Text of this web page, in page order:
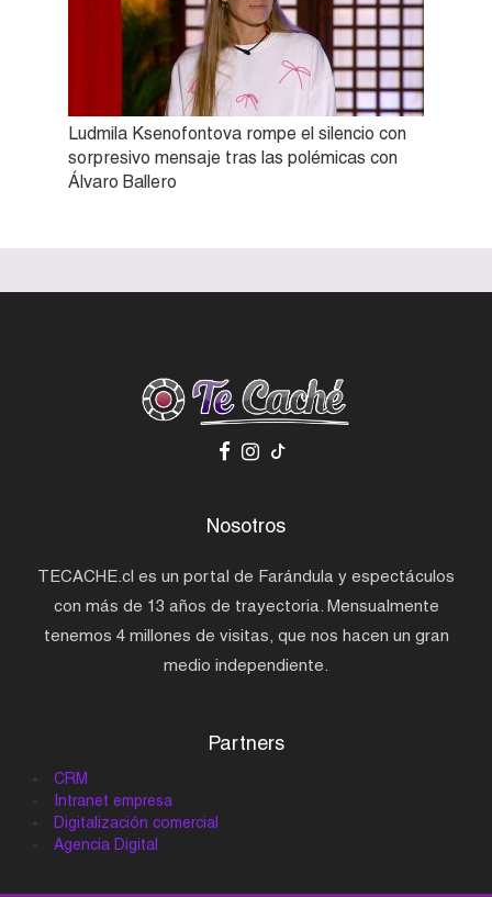
Ludmila Ksenofontova rompe el silencio con
sorpresivo mensaje tras las polémicas con
Álvaro Ballero
Nosotros
TECACHE.cl es un portal de Farándula y espectáculos
con más de 13 años de trayectoria. Mensualmente
tenemos 4 millones de visitas, que nos hacen un gran
medio independiente.
Partners
CRM
Intranet empresa
Digitalización comercial
Agencia Digital